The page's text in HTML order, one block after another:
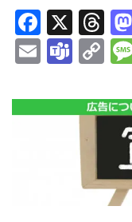
X
Email